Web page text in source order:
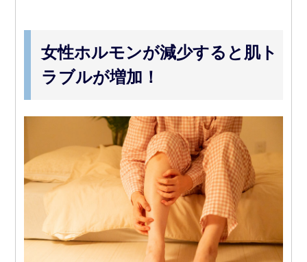
女性ホルモンが減少すると肌ト
ラブルが増加！